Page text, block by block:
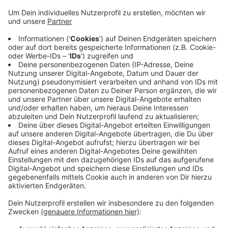
„Die Kurzarbeit hatte sich bereits in der
Finanzkrise 2008/09 bewährt. Das jetzige Ausmaß
der Krise haben wir aber nicht vorhersehen
können.“ Wie viele Menschen tatsächlich in
Kurzarbeit sind, wird sich noch zeigen. Die Firmen
haben drei Monate Zeit, die Abrechnungsanträge
für die Kurzarbeit zu stellen. Das Kurzarbeitergeld
wird von der Agentur für Arbeit auch zunächst
unter Vorbehalt ausgezahlt. Allerdings seien
richtige Betrugsfälle selten.
Veröffentlicht:Donnerstag, 23.07.2020 06:01
Anzeige